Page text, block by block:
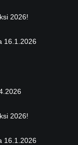
2026!
16.1.2026
2026!
16.1.2026